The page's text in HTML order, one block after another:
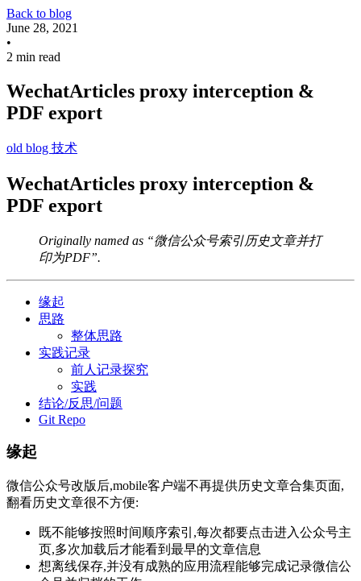
Back to blog
June 28, 2021
•
2 min read
WechatArticles proxy interception &
PDF export
old blog 技术
WechatArticles proxy interception &
PDF export
Originally named as “微信公众号索引历史文章并打
印为PDF”.
缘起
思路
整体思路
实践记录
前人记录探究
实践
结论/反思/问题
Git Repo
缘起
微信公众号改版后,mobile客户端不再提供历史文章合集页面,
翻看历史文章很不方便:
既不能够按照时间顺序索引,每次都要点击进入公众号主
页,多次加载后才能看到最早的文章信息
想离线保存,并没有成熟的应用流程能够完成记录微信公